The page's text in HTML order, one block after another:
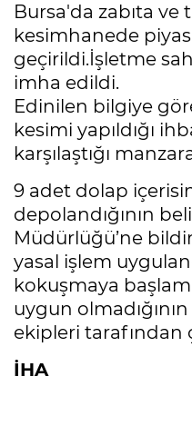
Bursa'da zabıta
kesimhanede
geçirildi.İşletme
imha edildi.
Edinilen bilgiye
kesimi yapıldığı
karşılaştığı
9 adet dolap
depolandığının
Müdürlüğü’ne
yasal işlem
kokuşmaya
uygun
ekipleri tarafından
İHA